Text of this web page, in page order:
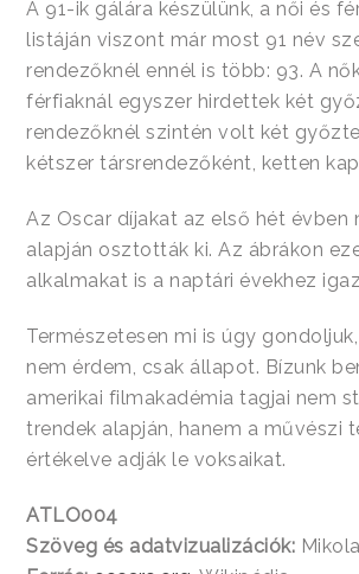
A 91-ik gálára készülünk, a női és
listáján viszont már most 91 név
rendezőknél ennél is több: 93. A
férfiaknál egyszer hirdettek két
rendezőknél szintén volt két
kétszer társrendezőként, ketten
Az Oscar díjakat az első hét évben
alapján osztották ki. Az ábrákon
alkalmakat is a naptári évekhez
Természetesen mi is úgy
nem érdem, csak állapot. Bízunk
amerikai filmakadémia tagjai nem
trendek alapján, hanem a művészi
értékelve adják le voksaikat.
ATLO004
Szöveg és adatvizualizációk: